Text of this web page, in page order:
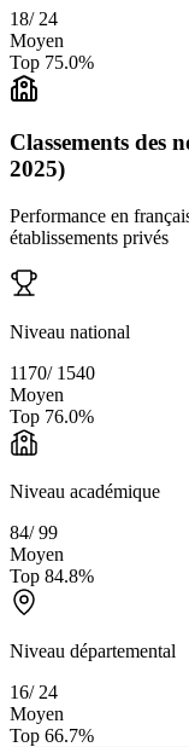
18/ 24
Moyen
Top 75.0%
Classements des
2025)
Performance en
établissements privés
Niveau national
1170/ 1540
Moyen
Top 76.0%
Niveau académique
84/99
Moyen
Top 84.8%
Niveau départemental
16/ 24
Moyen
Top 66.7%